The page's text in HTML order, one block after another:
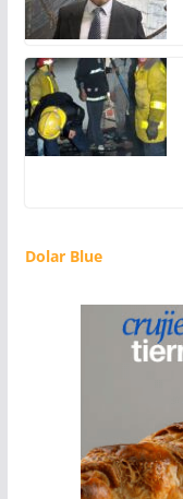
Dolar Blue